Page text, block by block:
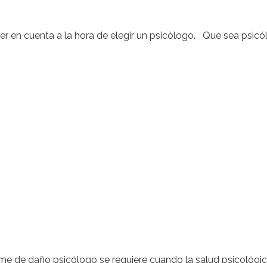
en cuenta a la hora de elegir un psicólogo. Que sea
de daño psicólogo se requiere cuando la salud